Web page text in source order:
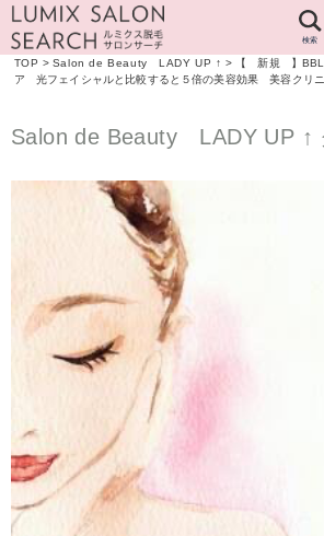
検索
TOP > Salon de Beauty LADY UP ↑ >
【 新規 】BBL
ア 光フェイシャルと比較すると５倍の美容効果 美容クリ
Salon de Beauty LADY UP ↑